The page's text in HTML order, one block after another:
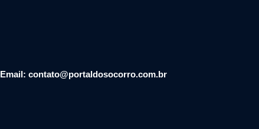
Email: contato@portaldosocorro.com.br